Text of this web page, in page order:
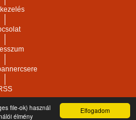
Elfogadom
file-ok) használ
élmény
Ingatlan nyilvántartó, ügyviteli és